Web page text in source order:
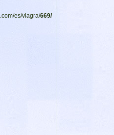
es/viagra/669/